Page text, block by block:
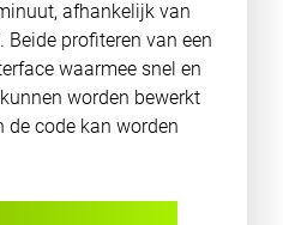
afhankelijk van
Beide profiteren van een
waarmee snel en
worden bewerkt
code kan worden